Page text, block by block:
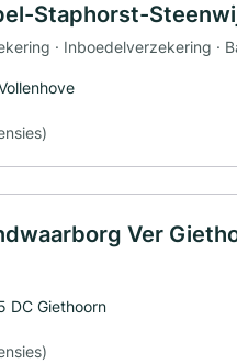
Staphorst-
· Inboedelverzekering ·
Ver
DC Giethoorn